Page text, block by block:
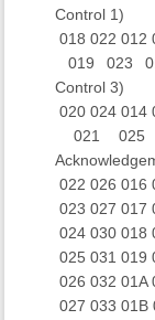
Control 1)
018 022 012
019 023
Control 3)
020 024 014
021 025
022 026 016
023 027 017
024 030 018
025 031 019
026 032 01A
027 033 01B